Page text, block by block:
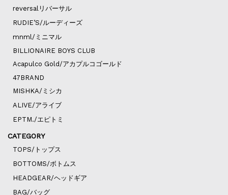
reversalリバーサル
RUDIE’S/ルーディーズ
mnml/ミニマル
BILLIONAIRE BOYS CLUB
Acapulco Gold/アカプルコゴールド
47BRAND
MISHKA/ミシカ
ALIVE/アライブ
EPTM./エピトミ
CATEGORY
TOPS/トップス
BOTTOMS/ボトムス
HEADGEAR/ヘッドギア
BAG/バッグ